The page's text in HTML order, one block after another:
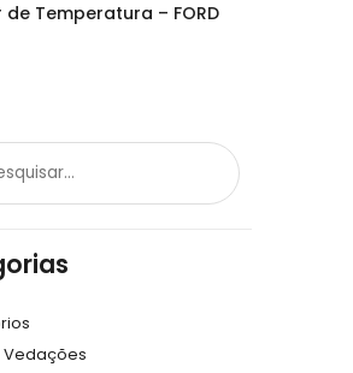
de Temperatura – FORD
Vedações